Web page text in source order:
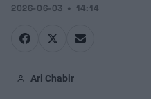
2026-06-03 14:14
Ari Chabir